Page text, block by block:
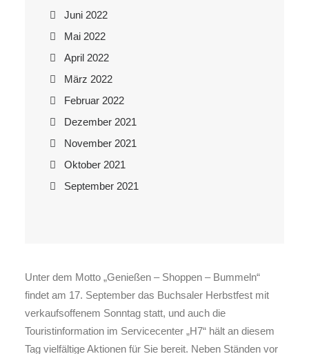
Juni 2022
Mai 2022
April 2022
März 2022
Februar 2022
Dezember 2021
November 2021
Oktober 2021
September 2021
Unter dem Motto „Genießen – Shoppen – Bummeln“
findet am 17. September das Buchsaler Herbstfest mit
verkaufsoffenem Sonntag statt, und auch die
Touristinformation im Servicecenter „H7“ hält an diesem
Tag vielfältige Aktionen für Sie bereit. Neben Ständen vor